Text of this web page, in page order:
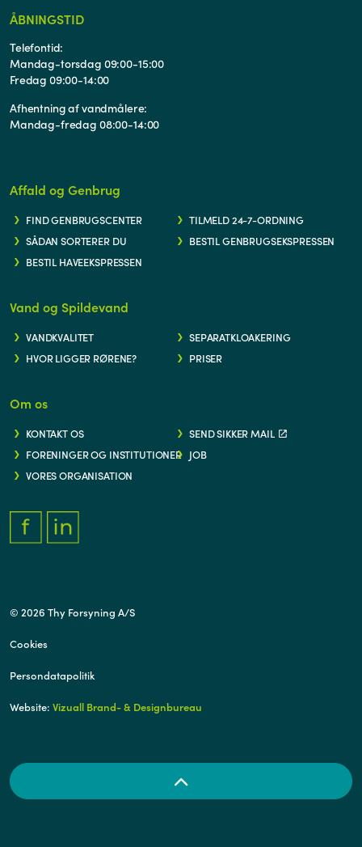
ÅBNINGSTID
Telefontid:
Mandag-torsdag 09:00-15:00
Fredag 09:00-14:00
Afhentning af vandmålere:
Mandag-fredag 08:00-14:00
Affald og Genbrug
FIND GENBRUGSCENTER
TILMELD 24-7-ORDNING
SÅDAN SORTERER DU
BESTIL GENBRUGSEKSPRESSEN
BESTIL HAVEEKSPRESSEN
Vand og Spildevand
VANDKVALITET
SEPARATKLOAKERING
HVOR LIGGER RØRENE?
PRISER
Om os
KONTAKT OS
SEND SIKKER MAIL
FORENINGER OG INSTITUTIONER JOB
VORES ORGANISATION
© 2026 Thy Forsyning A/S
Cookies
Persondatapolitik
Website: Vizuall Brand- & Designbureau